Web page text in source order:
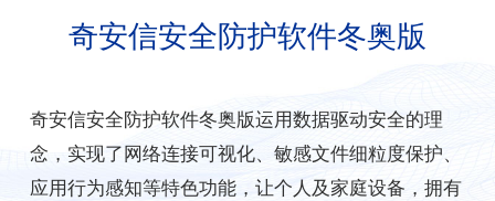
奇安信安全防护软件冬奥版
奇安信安全防护软件冬奥版运用数据驱动安全的理
念，实现了网络连接可视化、敏感文件细粒度保护、
应用行为感知等特色功能，让个人及家庭设备，拥有